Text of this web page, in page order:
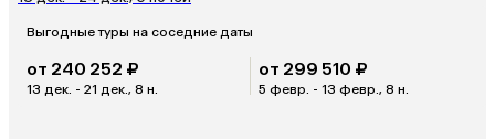
Выгодные туры на соседние даты
от 240 252 ₽
13 дек. - 21 дек., 8 н.
от 299 510 ₽
5 февр. - 13 февр., 8 н.